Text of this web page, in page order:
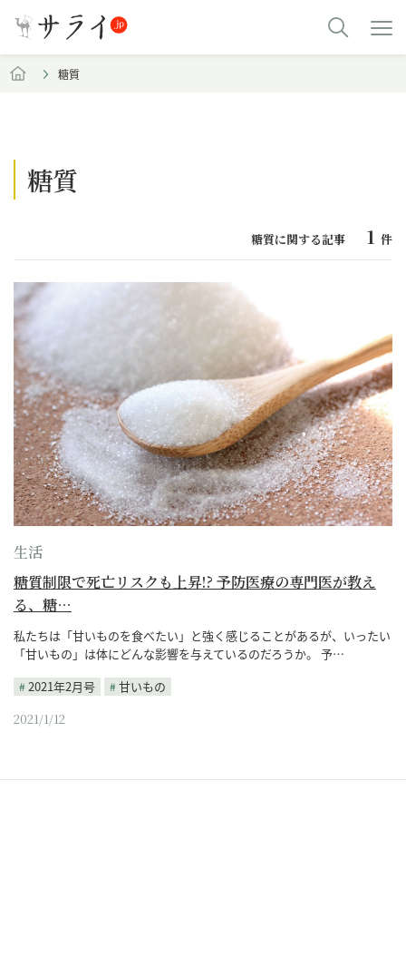
糖質
糖質
糖質に関する記事 1 件
生活
糖質制限で死亡リスクも上昇!? 予防医療の専門医が教え
る、糖…
私たちは「甘いものを食べたい」と強く感じることがあるが、いったい
「甘いもの」は体にどんな影響を与えているのだろうか。 予…
2021年2月号
甘いもの
2021/1/12